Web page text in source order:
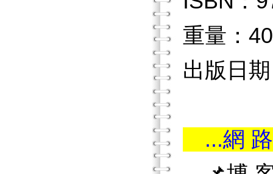
重量：
出版日
...網